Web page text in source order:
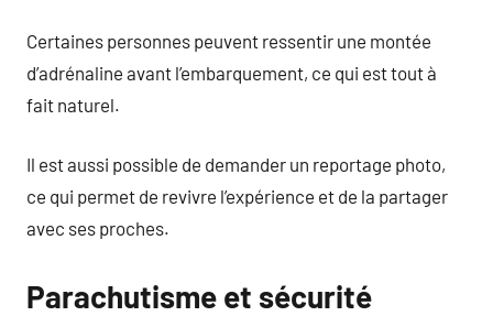
Certaines personnes peuvent ressentir une montée
d’adrénaline avant l’embarquement, ce qui est tout à
fait naturel.
Il est aussi possible de demander un reportage photo,
ce qui permet de revivre l’expérience et de la partager
avec ses proches.
Parachutisme et sécurité